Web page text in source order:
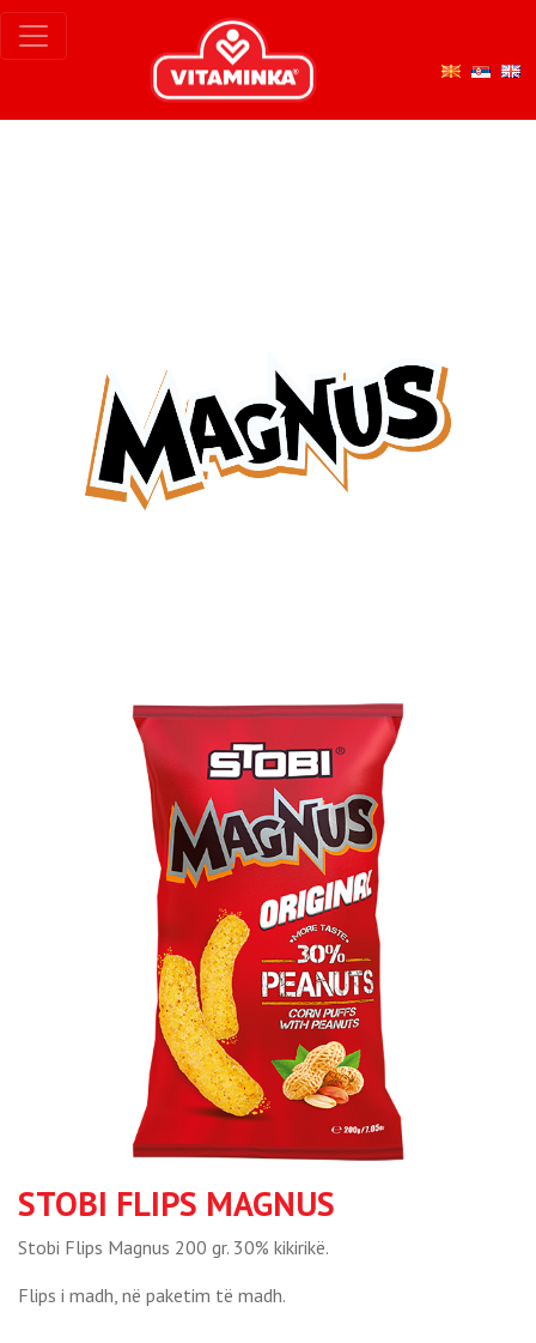
STOBI FLIPS MAGNUS
Stobi Flips Magnus 200 gr. 30% kikirikë.
Flips i madh, në paketim të madh.